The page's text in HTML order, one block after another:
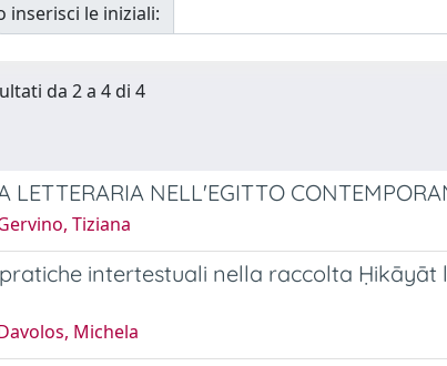
inserisci le iniziali:
da 2 a 4 di 4
LETTERARIA NELL'EGITTO
Tiziana
intertestuali nella raccolta Ḥikāyāt
Michela